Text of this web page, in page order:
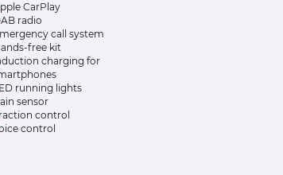
CarPlay
radio
call system
free kit
charging for
running lights
sensor
control
control